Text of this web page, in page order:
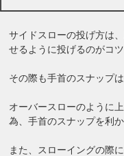
サイドスローの投げ方は
せるように投げるのがコツ
その際も手首のスナップ
オーバースローのように
為、手首のスナップを利
また、スローイングの際